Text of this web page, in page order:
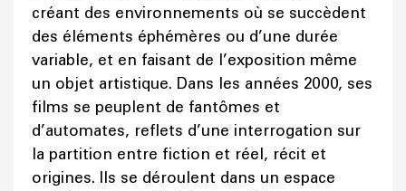
créant des environnements où se succèdent
des éléments éphémères ou d’une durée
variable, et en faisant de l’exposition même
un objet artistique. Dans les années 2000, ses
films se peuplent de fantômes et
d’automates, reflets d’une interrogation sur
la partition entre fiction et réel, récit et
origines. Ils se déroulent dans un espace